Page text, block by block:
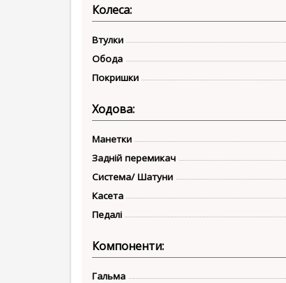
Колеса:
Втулки
Обода
Покришки
Ходова:
Манетки
Задній перемикач
Система/ Шатуни
Касета
Педалі
Компоненти:
Гальма